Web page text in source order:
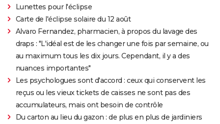
Lunettes pour l'éclipse
Carte de l'éclipse solaire du 12 août
Alvaro Fernandez, pharmacien, à propos du lavage des
draps : "L'idéal est de les changer une fois par semaine, ou
au maximum tous les dix jours. Cependant, il y a des
nuances importantes"
Les psychologues sont d'accord : ceux qui conservent les
reçus ou les vieux tickets de caisses ne sont pas des
accumulateurs, mais ont besoin de contrôle
Du carton au lieu du gazon : de plus en plus de jardiniers